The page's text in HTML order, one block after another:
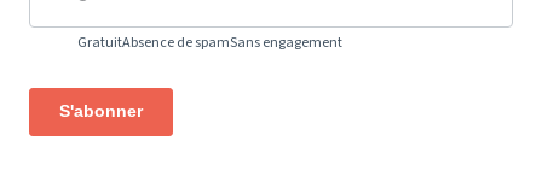
GratuitAbsence de spamSans engagement
S'abonner